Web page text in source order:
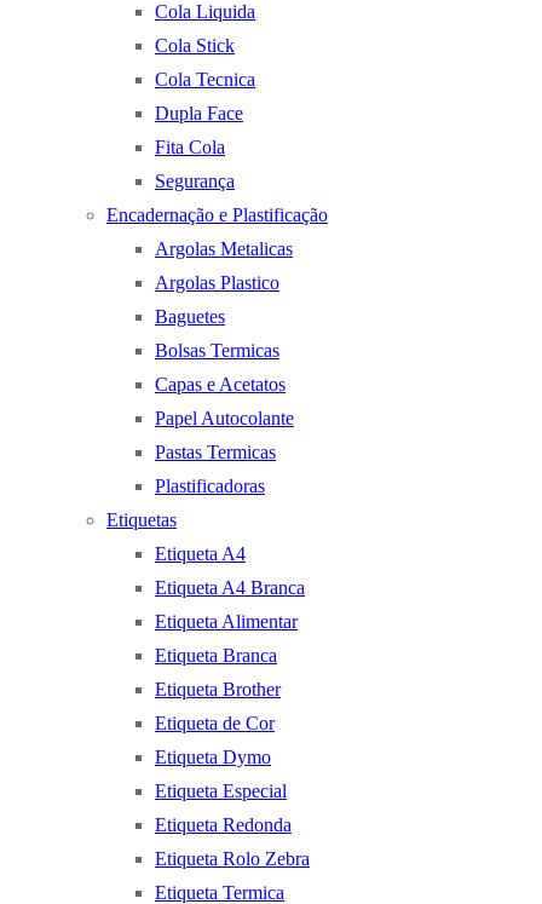
Cola Liquida
Cola Stick
Cola Tecnica
Dupla Face
Fita Cola
Segurança
Encadernação e Plastificação
Argolas Metalicas
Argolas Plastico
Baguetes
Bolsas Termicas
Capas e Acetatos
Papel Autocolante
Pastas Termicas
Plastificadoras
Etiquetas
Etiqueta A4
Etiqueta A4 Branca
Etiqueta Alimentar
Etiqueta Branca
Etiqueta Brother
Etiqueta de Cor
Etiqueta Dymo
Etiqueta Especial
Etiqueta Redonda
Etiqueta Rolo Zebra
Etiqueta Termica